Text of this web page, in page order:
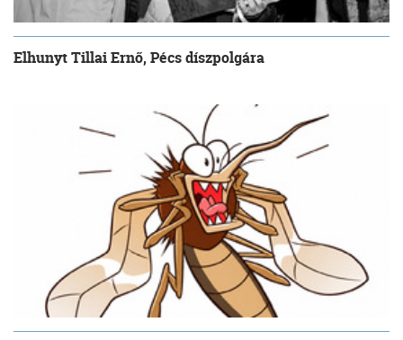
Elhunyt Tillai Ernő, Pécs díszpolgára